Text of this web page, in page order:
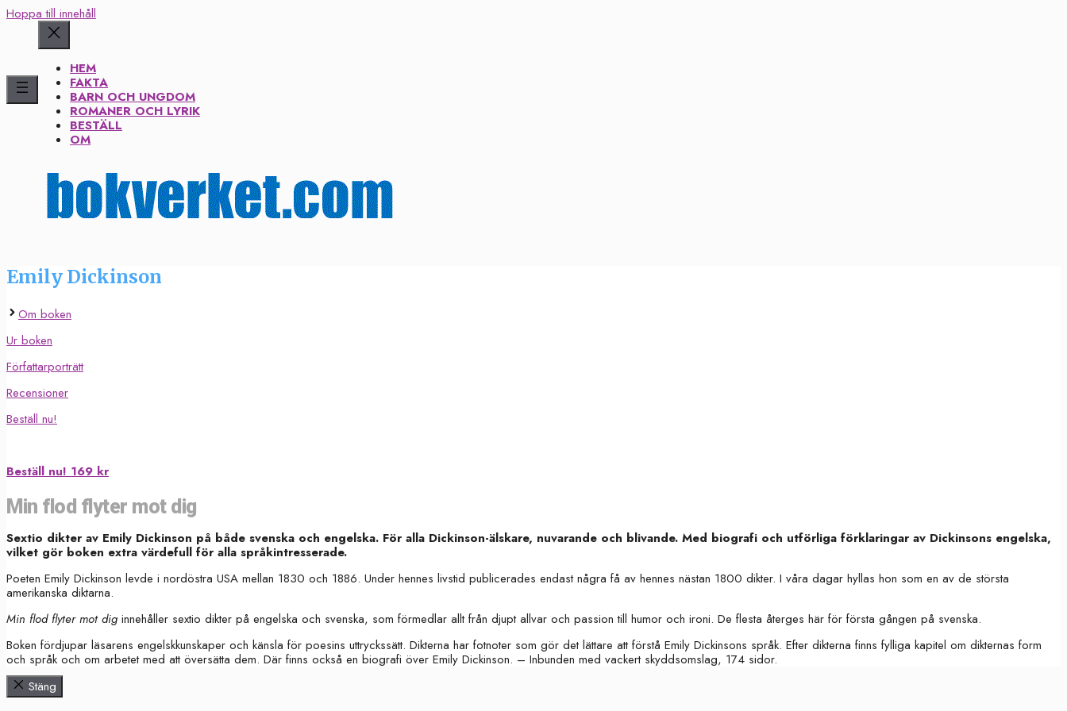
Hoppa till innehåll
HEM
FAKTA
BARN OCH UNGDOM
ROMANER OCH LYRIK
BESTÄLL
OM
Emily Dickinson
Om boken
Ur boken
Författarporträtt
Recensioner
Beställ nu!
Beställ nu! 169 kr
Min flod flyter mot dig
Sextio dikter av Emily Dickinson på både svenska och engelska. För alla Dickinson-älskare, nuvarande och blivande. Med biografi och utförliga förklaringar av Dickinsons engelska,
vilket gör boken extra värdefull för alla språkintresserade.
Poeten Emily Dickinson levde i nordöstra USA mellan 1830 och 1886. Under hennes livstid publicerades endast några få av hennes nästan 1800 dikter. I våra dagar hyllas hon som en av de största
amerikanska diktarna.
Min flod flyter mot dig innehåller sextio dikter på engelska och svenska, som förmedlar allt från djupt allvar och passion till humor och ironi. De flesta återges här för första gången på svenska.
Boken fördjupar läsarens engelskkunskaper och känsla för poesins uttryckssätt. Dikterna har fotnoter som gör det lättare att förstå Emily Dickinsons språk. Efter dikterna finns fylliga kapitel om dikternas form
och språk och om arbetet med att översätta dem. Där finns också en biografi över Emily Dickinson. – Inbunden med vackert skyddsomslag, 174 sidor.
Stäng